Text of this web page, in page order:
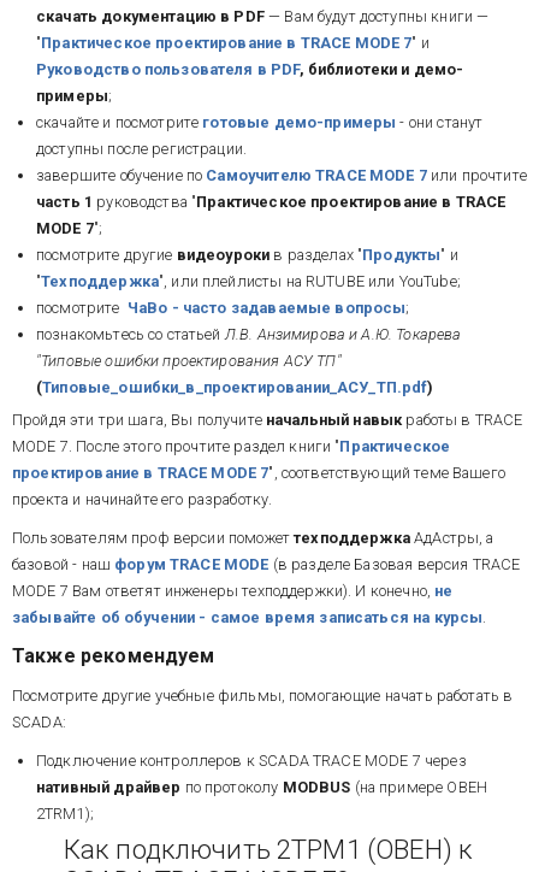
скачать документацию в PDF— Вам будут доступны книги —
"Практическое проектирование в TRACE MODE 7" и
Руководство пользователя в PDF, библиотеки и демо-
примеры;
скачайте и посмотрите готовые демо-примеры - они станут
доступны после регистрации.
завершите обучение по Самоучителю TRACE MODE 7или прочтите
часть 1 руководства "Практическое проектирование в TRACE
MODE 7";
посмотрите другие видеоуроки в разделах "Продукты" и
"Техподдержка", или плейлисты на RUTUBE или YouTube;
посмотрите ЧаВо - часто задаваемые вопросы;
познакомьтесь со статьейЛ.В. Анзимирова и А.Ю. Токарева
"Типовые ошибки проектирования АСУ ТП"
(Типовые_ошибки_в_проектировании_АСУ_ТП.pdf)
Пройдя эти три шага, Вы получите начальный навык работы в TRACE
MODE 7. После этого прочтите раздел книги "Практическое
проектирование в TRACE MODE 7", соответствующий теме Вашего
проекта и начинайте его разработку.
Пользователям проф версии поможеттехподдержкаАдАстры, а
базовой - наш форум TRACE MODE (в разделе Базовая версия TRACE
MODE 7 Вам ответят инженеры техподдержки). И конечно, не
забывайте об обучении - самое время записаться на курсы.
Также рекомендуем
Посмотрите другие учебные фильмы, помогающие начать работать в
SCADA:
Подключение контроллеров к SCADA TRACE MODE 7 через
нативный драйвер по протоколу MODBUS (на примере ОВЕН
2TRM1);
Как подключить 2ТРМ1 (ОВЕН) к